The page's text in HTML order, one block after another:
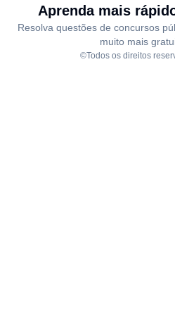
Aprenda mais
Resolva questões de concursos
muito mais
©Todos os direitos